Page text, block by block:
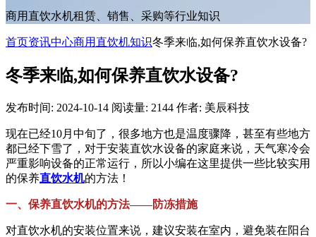
商用直饮水机租赁、销售、采购等行业知识
首页资讯中心商用直饮机知识冬季来临,如何保养直饮水设备?
冬季来临,如何保养直饮水设备?
发布时间: 2024-10-14 阅读量: 2144 作者: 美辰科技
现在已经10月中旬了，很多地方也是温度骤降，甚至有些地方
都已经下雪了，对于安装直饮水设备的家庭来说，天气寒冷会
严重影响设备的正常运行，所以小编在这里提供一些比较实用
的保养直饮水机的方法！
一、保养直饮水机的方法——防冻措施
对直饮水机的安装位置来说，建议安装在室内，避免装在阳台